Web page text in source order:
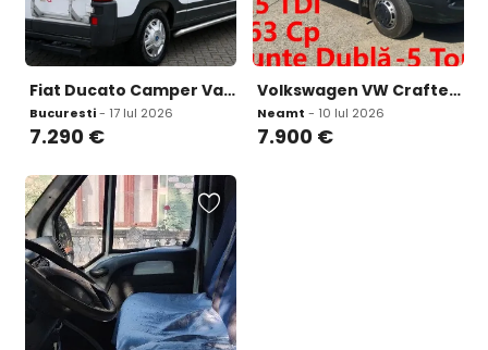
Fiat Ducato Camper Vanlife 2 8 NAP logical CARFAX 7 290 eur
Bucuresti- 17 Iul 2026
7.290 €
Volkswagen VW Crafter / Punte dubla / 163 Cp / DOKA / permis cat C variante auto 7 900 eur
Neamt - 10 Iul 2026
7.900 €